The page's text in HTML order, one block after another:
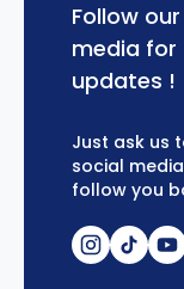
Follow
media for
updates !
Just ask us
social
follow you